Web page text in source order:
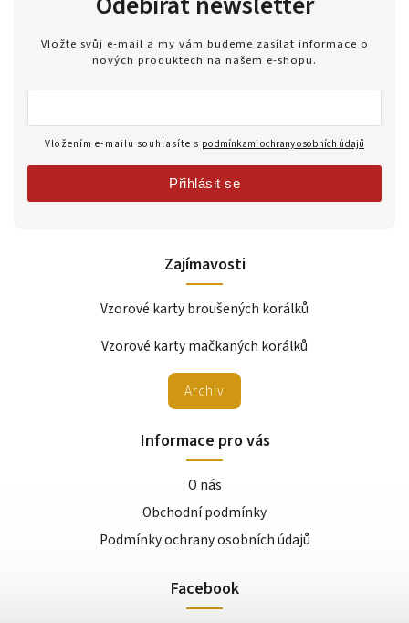
Zajímavosti
Vzorové karty broušených korálků
Vzorové karty mačkaných korálků
Archiv
Vložte svůj e-mail a my vám budeme zasílat informace o
nových produktech na našem e-shopu.
Vložením e-mailu souhlasíte s podmínkami ochrany osobních údajů
Přihlásit se
Informace pro vás
O nás
Obchodní podmínky
Podmínky ochrany osobních údajů
Facebook